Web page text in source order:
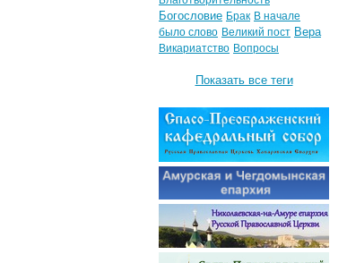
Богословие Брак В начале
было слово Великий пост Вера
Викариатство Вопросы
Показать все теги